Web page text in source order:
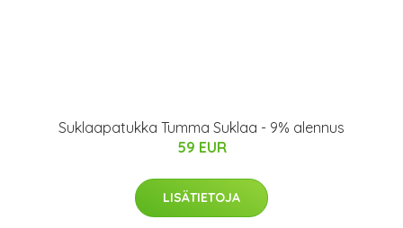
Suklaapatukka Tumma Suklaa - 9% alennus
59 EUR
LISÄTIETOJA